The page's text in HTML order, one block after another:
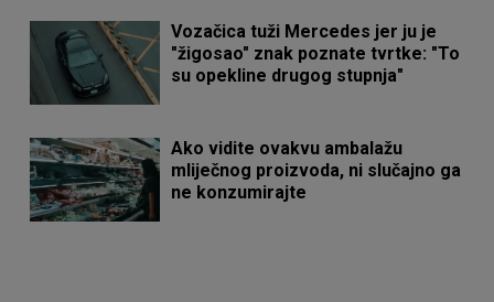
Vozačica tuži Mercedes jer ju je
"žigosao" znak poznate tvrtke: "To
su opekline drugog stupnja"
Ako vidite ovakvu ambalažu
mliječnog proizvoda, ni slučajno ga
ne konzumirajte